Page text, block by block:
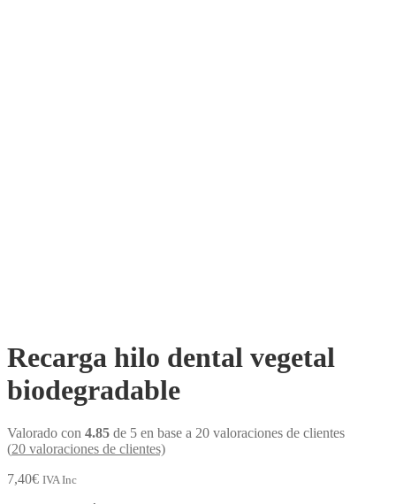
Recarga hilo dental vegetal
biodegradable
Valorado con 4.85 de 5 en base a 20 valoraciones de clientes
(20 valoraciones de clientes)
7,40€ IVA Inc